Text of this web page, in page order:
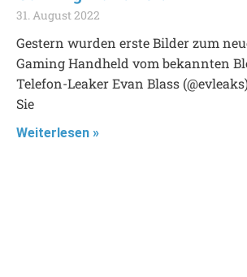
31. August 2022
Gestern wurden erste Bilder zum
Gaming Handheld vom bekannten
Telefon-Leaker Evan Blass
Sie
Weiterlesen »